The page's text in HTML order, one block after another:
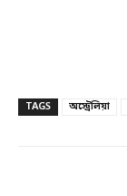
TAGS অস্ট্রেলিয়া